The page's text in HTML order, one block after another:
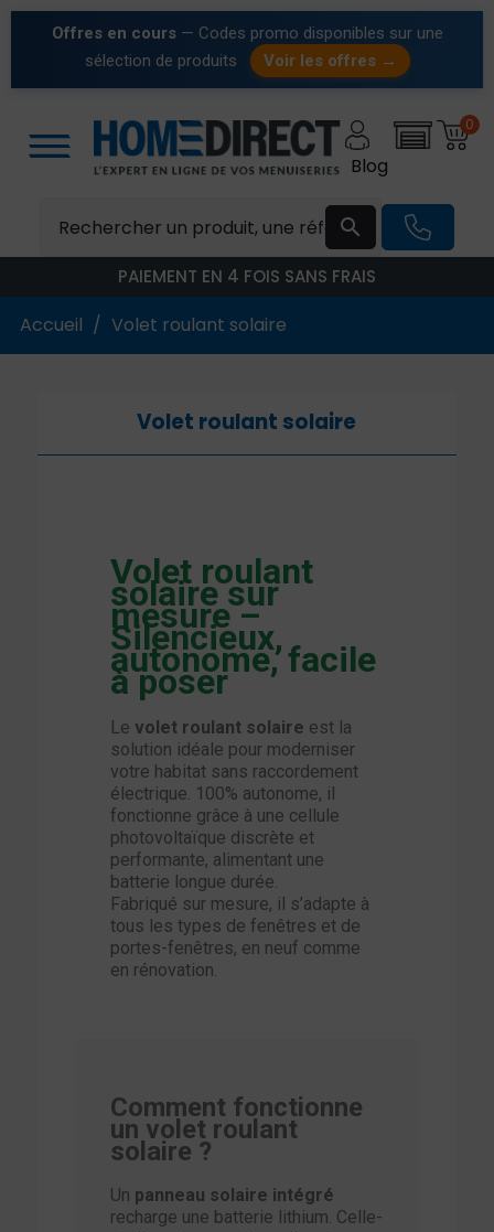
Offres en cours — Codes promo disponibles sur une
sélection de produits
Voir les offres →

0
Blog
PAIEMENT EN 4 FOIS SANS FRAIS
Accueil Volet roulant solaire
Volet roulant solaire
Volet roulant
solaire sur
mesure –
Silencieux,
autonome, facile
à poser
Le volet roulant solaire est la
solution idéale pour moderniser
votre habitat sans raccordement
électrique. 100% autonome, il
fonctionne grâce à une cellule
photovoltaïque discrète et
performante, alimentant une
batterie longue durée.
Fabriqué sur mesure, il s’adapte à
tous les types de fenêtres et de
portes-fenêtres, en neuf comme
en rénovation.
Comment fonctionne
un volet roulant
solaire ?
Un panneau solaire intégré
recharge une batterie lithium. Celle-